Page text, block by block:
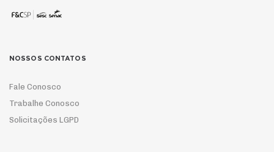
NOSSOS CONTATOS
Fale Conosco
Trabalhe Conosco
Solicitações LGPD